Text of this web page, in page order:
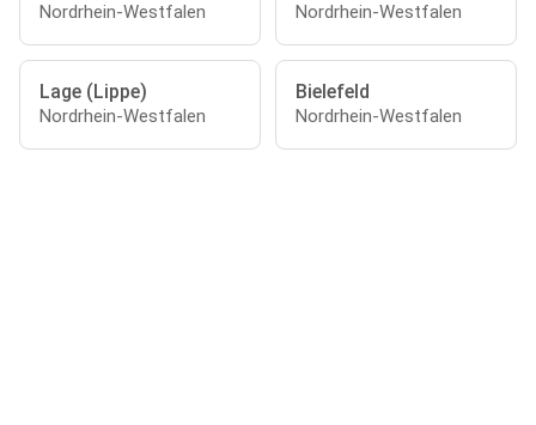
Nordrhein-Westfalen Nordrhein-Westfalen
Lage (Lippe)
Nordrhein-Westfalen
Bielefeld
Nordrhein-Westfalen